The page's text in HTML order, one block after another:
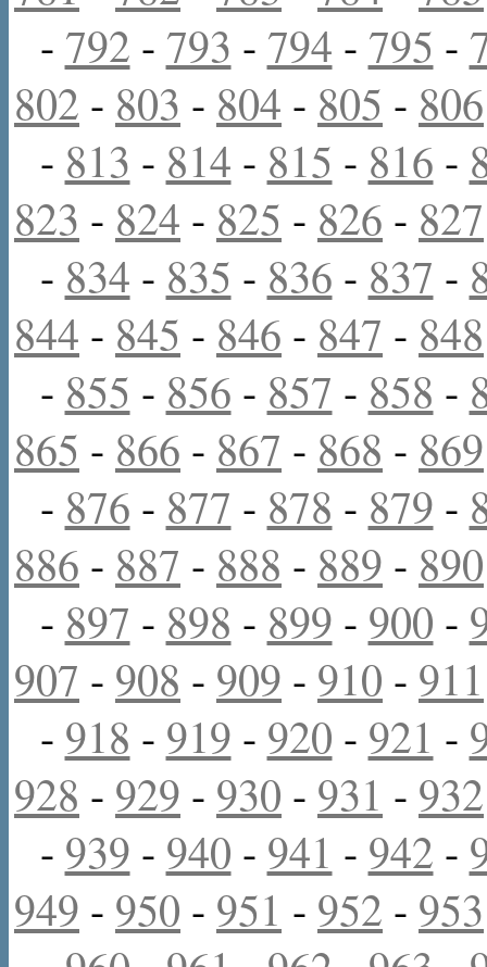
- 792 - 793 - 794 - 795 -
802 - 803 - 804 - 805 - 806
- 813 - 814 - 815 - 816 -
823 - 824 - 825 - 826 - 827
- 834 - 835 - 836 - 837 -
844 - 845 - 846 - 847 - 848
- 855 - 856 - 857 - 858 -
865 - 866 - 867 - 868 - 869
- 876 - 877 - 878 - 879 -
886 - 887 - 888 - 889 - 890
- 897 - 898 - 899 - 900 -
907 - 908 - 909 - 910 - 911
- 918 - 919 - 920 - 921 -
928 - 929 - 930 - 931 - 932
- 939 - 940 - 941 - 942 -
949 - 950 - 951 - 952 - 953